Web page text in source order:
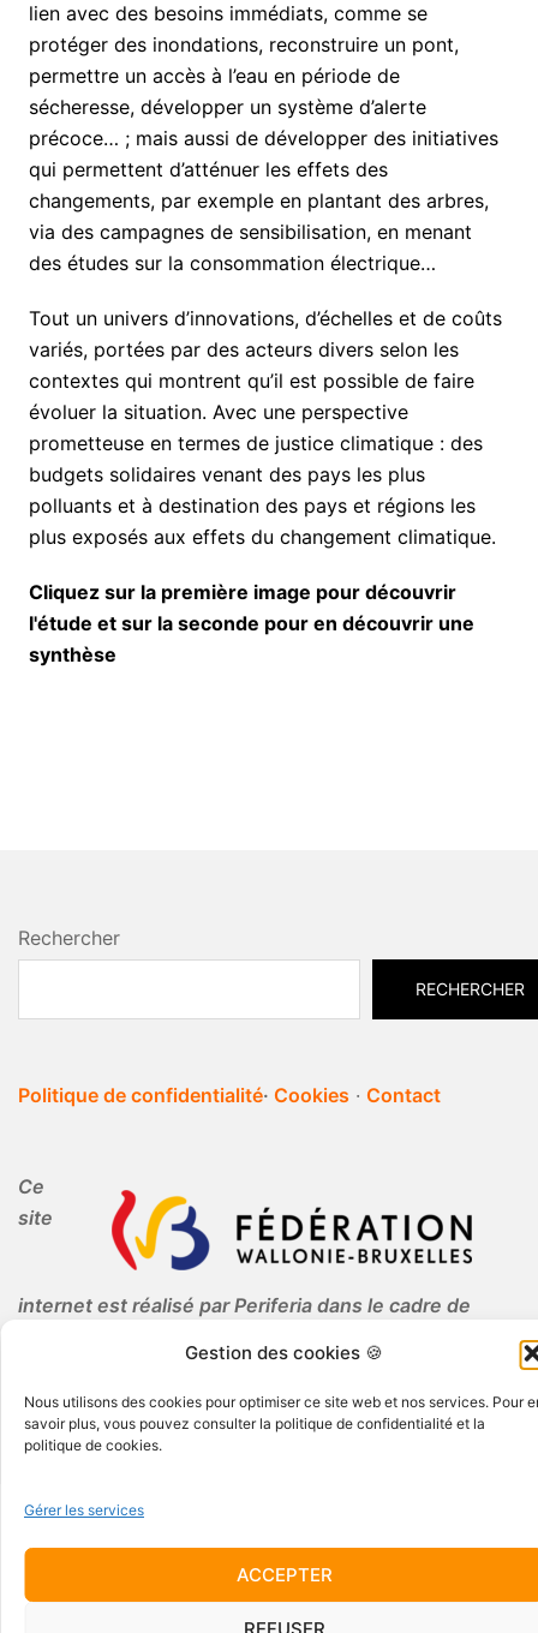
Gestion des cookies 🍪
Nous utilisons des cookies pour optimiser ce site web et nos services. Pour
savoir plus, vous pouvez consulter la politique de confidentialité et la
politique de cookies.
Gérer les services
ACCEPTER
REFUSER
lien avec des besoins immédiats, comme se
protéger des inondations, reconstruire un pont,
permettre un accès à l’eau en période de
sécheresse, développer un système d’alerte
précoce… ; mais aussi de développer des initiatives
qui permettent d’atténuer les effets des
changements, par exemple en plantant des arbres,
via des campagnes de sensibilisation, en menant
des études sur la consommation électrique…
Tout un univers d’innovations, d’échelles et de coûts
variés, portées par des acteurs divers selon les
contextes qui montrent qu’il est possible de faire
évoluer la situation. Avec une perspective
prometteuse en termes de justice climatique : des
budgets solidaires venant des pays les plus
polluants et à destination des pays et régions les
plus exposés aux effets du changement climatique.
Cliquez sur la première image pour découvrir
l'étude et sur la seconde pour en découvrir une
synthèse
Rechercher
RECHERCHER
Politique de confidentialité· Cookies · Contact
Ce
site
internet est réalisé par Periferia dans le cadre de
© 2026 Periferia AISBL · Tous droits réservés